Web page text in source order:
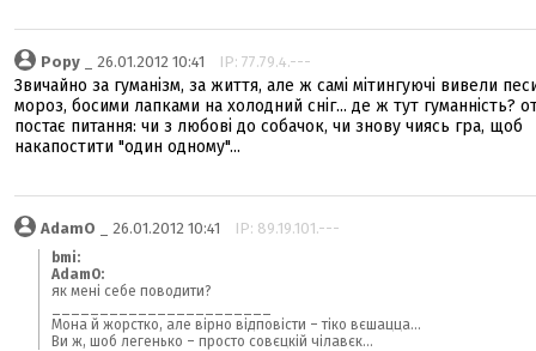
Popy _ 26.01.2012 10:41 IP: 77.79.4.---
Звичайно за гуманізм, за життя, але ж самі мітингуючі вивели
мороз, босими лапками на холодний сніг... де ж тут гуманність?
постає питання: чи з любові до собачок, чи знову чиясь гра, щоб
накапостити "один одному"...
AdamO _ 26.01.2012 10:41 IP: 89.19.101.---
bmi:
AdamO:
як мені себе поводити?
Мона й жорстко, але вірно відповісти – тіко вєшацца...
Ви ж, шоб легенько – просто совєцкій чілавєк...